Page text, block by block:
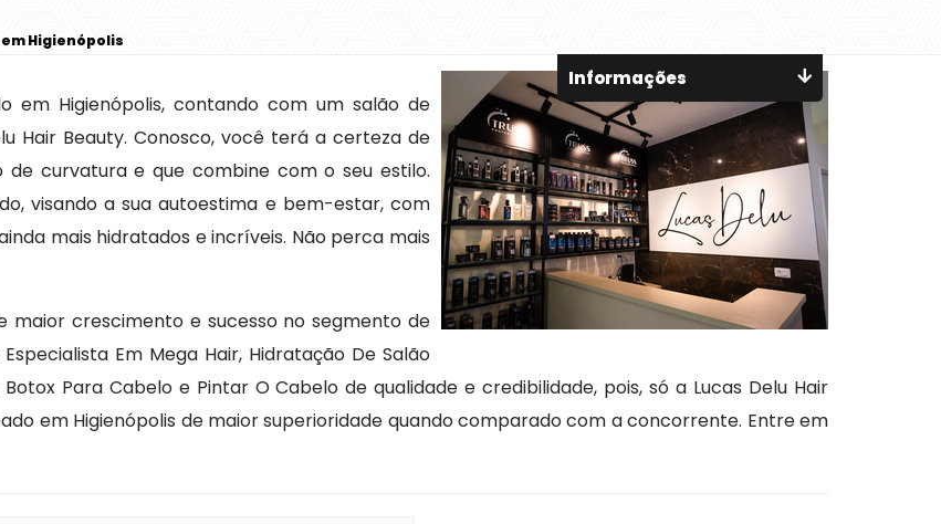
Higienópolis
em Higienópolis, contando com um salão de
Hair Beauty. Conosco, você terá a certeza de
curvatura e que combine com o seu estilo.
visando a sua autoestima e bem-estar, com
mais hidratados e incríveis. Não perca mais
maior crescimento e sucesso no segmento de
Em Mega Hair, Hidratação De Salão
Para Cabelo e Pintar O Cabelo de qualidade e credibilidade, pois, só a Lucas Delu Hair
em Higienópolis de maior superioridade quando comparado com a concorrente. Entre em
Informações